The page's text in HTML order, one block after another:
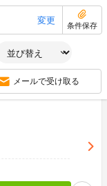
変更
条件保存
メールで受け取る